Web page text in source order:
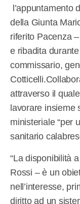
l’appuntamento
della Giunta
riferito Pacenza
e ribadita
commissario,
attraverso il
lavorare insieme
ministeriale “per
sanitario
“La disponibilità
Rossi – è un
nell’interesse,
diritto ad un